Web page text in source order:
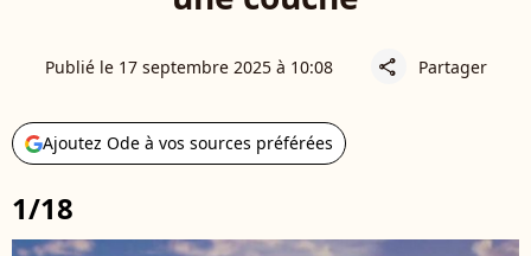
Publié le 17 septembre 2025 à 10:08 share Partager
Ajoutez Ode à vos sources préférées
1/18